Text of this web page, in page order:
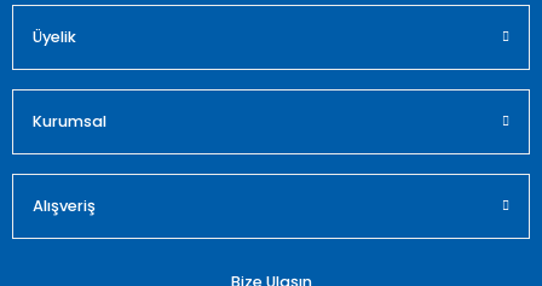
Üyelik
Kurumsal
Alışveriş
Bize Ulaşın